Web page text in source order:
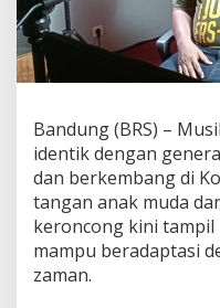
Bandung (BRS) –
identik dengan
dan berkembang di
tangan anak muda
keroncong kini tampil
mampu beradaptasi
zaman.